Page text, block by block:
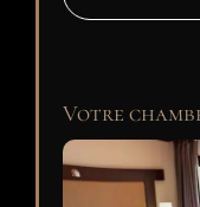
Votre